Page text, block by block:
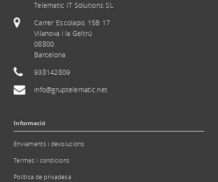
Telematic IT Solutions SL
Carrer Escolapis 15B 17
Vilanova i la Geltrú
08800
Barcelona
938142809
info@gruptelematic.net
Informació
Enviaments i devolucions
Termes i condicions
Política de privadesa